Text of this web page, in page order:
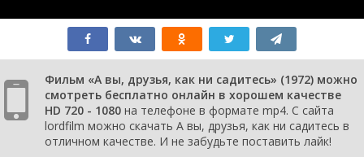
Фильм «А вы, друзья, как ни садитесь» (1972) можно
смотреть бесплатно онлайн в хорошем качестве
HD 720 - 1080 на телефоне в формате mp4. С сайта
lordfilm можно скачать А вы, друзья, как ни садитесь в
отличном качестве. И не забудьте поставить лайк!